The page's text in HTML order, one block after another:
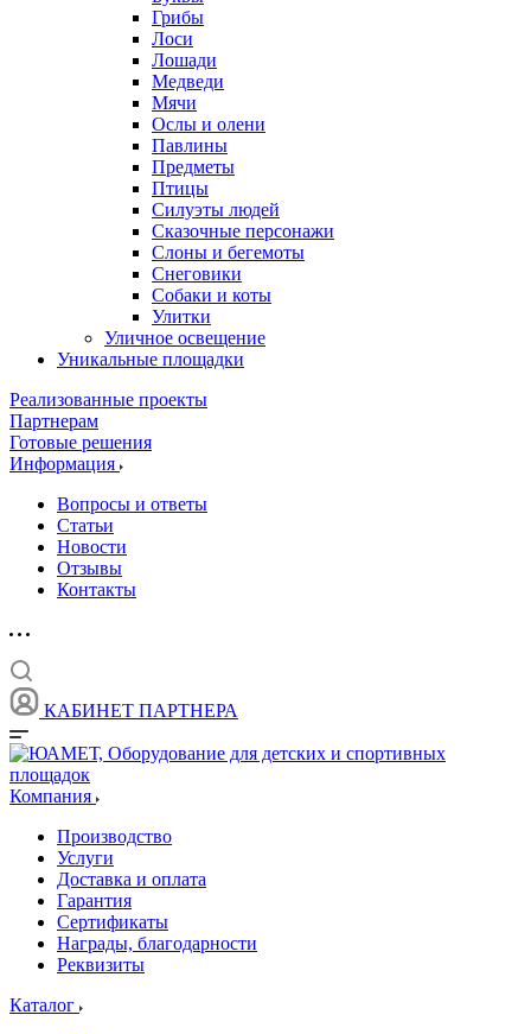
Грибы
Лоси
Лошади
Медведи
Мячи
Ослы и олени
Павлины
Предметы
Птицы
Силуэты людей
Сказочные персонажи
Слоны и бегемоты
Снеговики
Собаки и коты
Улитки
Уличное освещение
Уникальные площадки
Реализованные проекты
Партнерам
Готовые решения
Информация
Вопросы и ответы
Статьи
Новости
Отзывы
Контакты
КАБИНЕТ ПАРТНЕРА
Компания
Производство
Услуги
Доставка и оплата
Гарантия
Сертификаты
Награды, благодарности
Реквизиты
Каталог